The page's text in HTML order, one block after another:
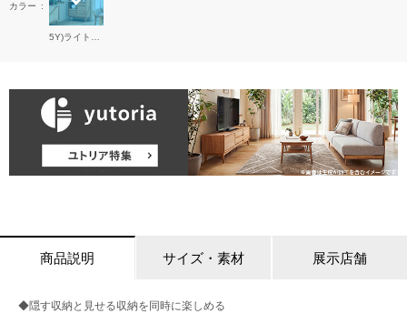
カラー
商品説明 サイズ・素材 展示店舗
◆隠す収納と見せる収納を同時に楽しめる